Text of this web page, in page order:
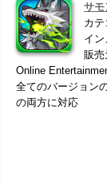
サモ
カ
イン
販売
Online
全てのバージョン
の両方に対応